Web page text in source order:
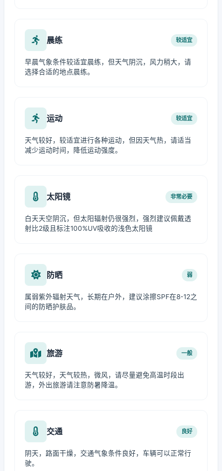
晨练 较适宜
早晨气象条件较适宜晨练，但天气阴沉，风力稍大，请
选择合适的地点晨练。
运动 较适宜
天气较好，较适宜进行各种运动，但因天气热，请适当
减少运动时间，降低运动强度。
太阳镜 非常必要
白天天空阴沉，但太阳辐射仍很强烈，强烈建议佩戴透
射比2级且标注100%UV吸收的浅色太阳镜
防晒 弱
属弱紫外辐射天气，长期在户外，建议涂擦SPF在8-12之
间的防晒护肤品。
旅游 一般
天气较好，天气较热，微风，请尽量避免高温时段出
游，外出旅游请注意防暑降温。
交通 良好
阴天，路面干燥，交通气象条件良好，车辆可以正常行
驶。